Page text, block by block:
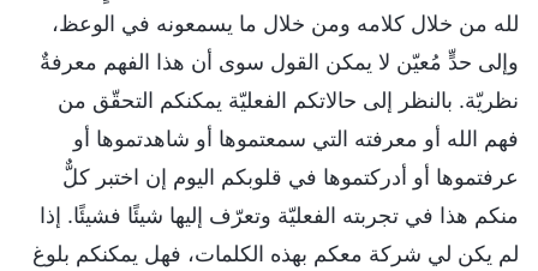
لله من خلال كلامه ومن خلال ما يسمعونه في الوعظ،
وإلى حدٍّ مُعيّن لا يمكن القول سوى أن هذا الفهم معرفةٌ
نظريّة. بالنظر إلى حالاتكم الفعليّة يمكنكم التحقّق من
فهم الله أو معرفته التي سمعتموها أو شاهدتموها أو
عرفتموها أو أدركتموها في قلوبكم اليوم إن اختبر كلٌّ
منكم هذا في تجربته الفعليّة وتعرّف إليها شيئًا فشيئًا. إذا
لم يكن لي شركة معكم بهذه الكلمات، فهل يمكنكم بلوغ